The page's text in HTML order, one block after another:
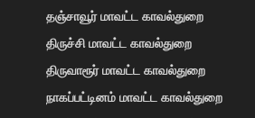
தஞ்சாவூர் மாவட்ட காவல்துறை
திருச்சி மாவட்ட காவல்துறை
திருவாரூர் மாவட்ட காவல்துறை
நாகப்பட்டினம் மாவட்ட காவல்துறை